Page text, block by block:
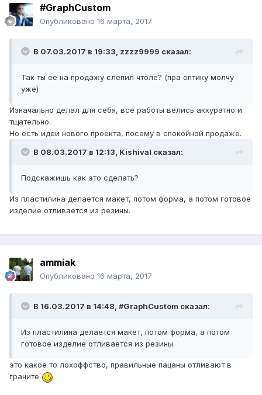
#GraphCustom
Опубликовано 16 марта, 2017
В 07.03.2017 в 19:33, zzzz9999 сказал:
Так ты её на продажу слепил чтоле? (пра оптику молчу
уже)
Изначально делал для себя, все работы велись аккуратно и
тщательно.
Но есть идеи нового проекта, посему в спокойной продаже.
В 08.03.2017 в 12:13, Kishival сказал:
Подскажишь как это сделать?
Из пластилина делается макет, потом форма, а потом готовое
изделие отливается из резины.
ammiak
Опубликовано 16 марта, 2017
В 16.03.2017 в 14:48, #GraphCustom сказал:
Из пластилина делается макет, потом форма, а потом
готовое изделие отливается из резины.
это какое то лохоффство, правильные пацаны отливают в
граните